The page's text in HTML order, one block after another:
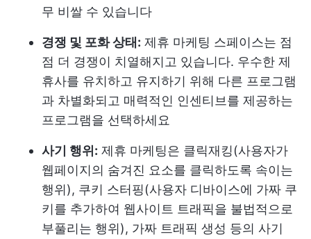
무 비쌀 수 있습니다
경쟁 및 포화 상태: 제휴 마케팅 스페이스는 점
점 더 경쟁이 치열해지고 있습니다. 우수한 제
휴사를 유치하고 유지하기 위해 다른 프로그램
과 차별화되고 매력적인 인센티브를 제공하는
프로그램을 선택하세요
사기 행위: 제휴 마케팅은 클릭재킹(사용자가
웹페이지의 숨겨진 요소를 클릭하도록 속이는
행위), 쿠키 스터핑(사용자 디바이스에 가짜 쿠
키를 추가하여 웹사이트 트래픽을 불법적으로
부풀리는 행위), 가짜 트래픽 생성 등의 사기